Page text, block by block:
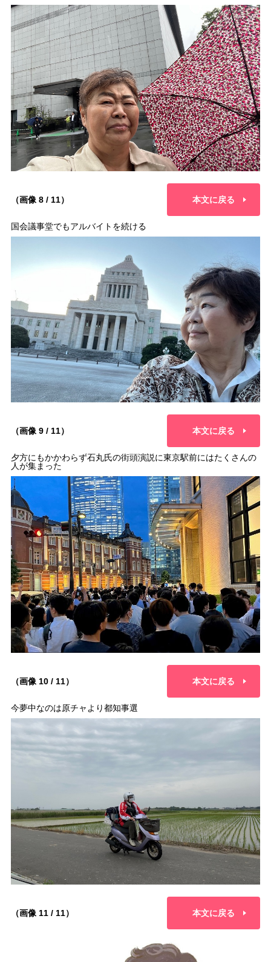
（画像 8 / 11） 本文に戻る
国会議事堂でもアルバイトを続ける
（画像 9 / 11） 本文に戻る
夕方にもかかわらず石丸氏の街頭演説に東京駅前にはたくさんの
人が集まった
（画像 10 / 11） 本文に戻る
今夢中なのは原チャより都知事選
（画像 11 / 11） 本文に戻る